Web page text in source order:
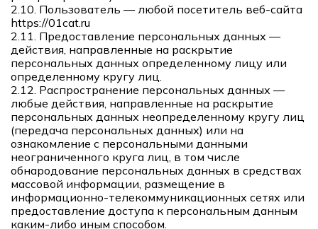
2.10. Пользователь — любой посетитель веб-сайта
https://01cat.ru
2.11. Предоставление персональных данных —
действия, направленные на раскрытие
персональных данных определенному лицу или
определенному кругу лиц.
2.12. Распространение персональных данных —
любые действия, направленные на раскрытие
персональных данных неопределенному кругу лиц
(передача персональных данных) или на
ознакомление с персональными данными
неограниченного круга лиц, в том числе
обнародование персональных данных в средствах
массовой информации, размещение в
информационно-телекоммуникационных сетях или
предоставление доступа к персональным данным
каким-либо иным способом.